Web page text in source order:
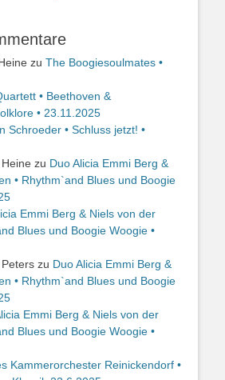
zu The Boogiesoulmates •
• Beethoven &
• 23.11.2025
Schroeder • Schluss jetzt! •
zu Duo Alicia Emmi Berg &
• Rhythm`and Blues und Boogie
Emmi Berg & Niels von der
Blues und Boogie Woogie •
zu Duo Alicia Emmi Berg &
• Rhythm`and Blues und Boogie
Emmi Berg & Niels von der
Blues und Boogie Woogie •
Kammerorchester Reinickendorf •